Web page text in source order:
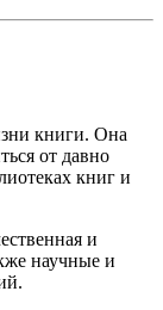
книги. Она
от давно
книг и
и
научные и